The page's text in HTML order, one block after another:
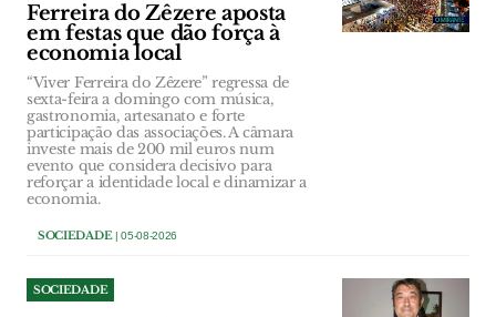
Ferreira do Zêzere aposta
em festas que dão força à
economia local
“Viver Ferreira do Zêzere” regressa de
sexta-feira a domingo com música,
gastronomia, artesanato e forte
participação das associações. A câmara
investe mais de 200 mil euros num
evento que considera decisivo para
reforçar a identidade local e dinamizar a
economia.
SOCIEDADE| 05-08-2026
SOCIEDADE